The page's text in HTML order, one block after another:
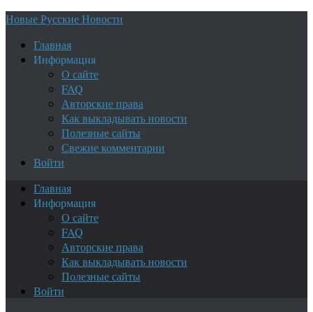
Новые Русские Новости
Главная
Информация
О сайте
FAQ
Авторские права
Как выкладывать новости
Полезные сайты
Свежие комментарии
Войти
Главная
Информация
О сайте
FAQ
Авторские права
Как выкладывать новости
Полезные сайты
Войти